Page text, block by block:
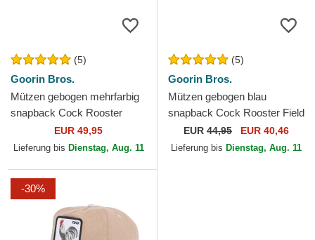
(5)
Goorin Bros.
Mützen gebogen mehrfarbig
snapback Cock Rooster
Verry Dapper The Farm
Goorin Bros.
EUR 49,95
Lieferung bis Dienstag, Aug. 11
(5)
Goorin Bros.
Mützen gebogen blau
snapback Cock Rooster Field
100 The Farm Goorin Bros.
EUR 44,95 EUR 40,46
Lieferung bis Dienstag, Aug. 11
-30%